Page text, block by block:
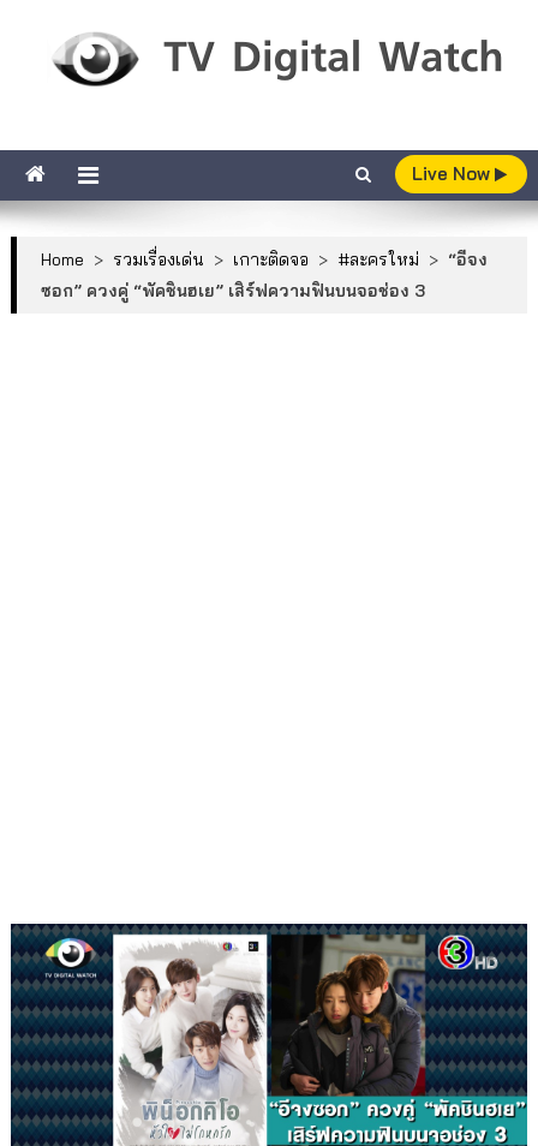
Live Now
Home > รวมเรื่องเด่น > เกาะติดจอ > #ละครใหม่ > “อีจง
ซอก” ควงคู่ “พัคชินฮเย” เสิร์ฟความฟินบนจอช่อง 3